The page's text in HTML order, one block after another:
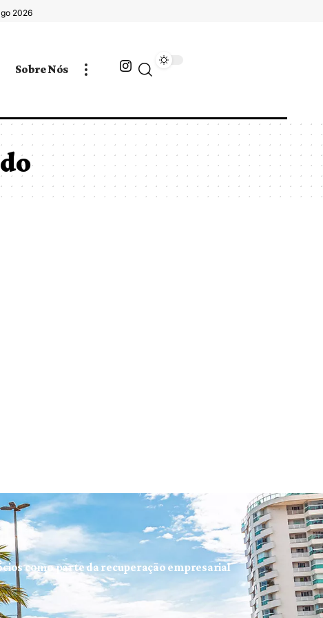
2026
Sobre Nós
como parte da recuperação empresarial